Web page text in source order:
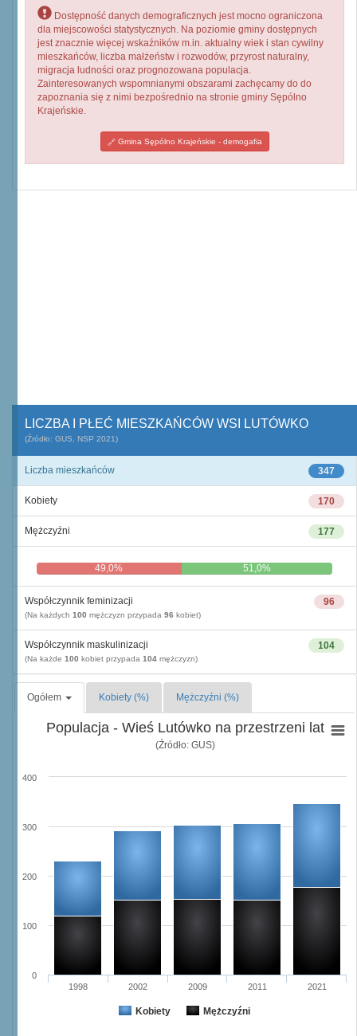
Dostępność danych demograficznych jest mocno ograniczona
dla miejscowości statystycznych. Na poziomie gminy dostępnych
jest znacznie więcej wskaźników m.in. aktualny wiek i stan cywilny
mieszkańców, liczba małżeństw i rozwodów, przyrost naturalny,
migracja ludności oraz prognozowana populacja.
Zainteresowanych wspomnianymi obszarami zachęcamy do do
zapoznania się z nimi bezpośrednio na stronie gminy Sępólno
Krajeńskie.
Gmina Sępólno Krajeńskie - demogafia
LICZBA I PŁEĆ MIESZKAŃCÓW WSI LUTÓWKO
(Źródło: GUS, NSP 2021)
347
Liczba mieszkańców
170
Kobiety
177
Mężczyźni
49,0% 51,0%
96
Współczynnik feminizacji
(Na każdych 100 mężczyzn przypada 96 kobiet)
104
Współczynnik maskulinizacji
(Na każde 100 kobiet przypada 104 mężczyzn)
Ogółem Kobiety (%) Mężczyźni (%)
Populacja - Wieś Lutówko na przestrzeni lat
(Źródło: GUS)
Kobiety Mężczyźni
1998 2002 2009 2011 2021
0
100
200
300
400